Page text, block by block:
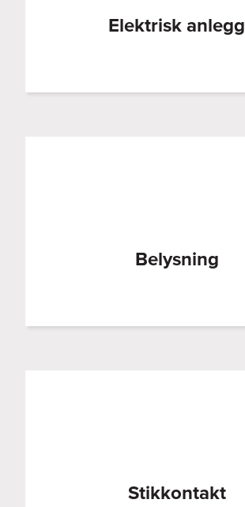
Elektrisk anlegg
Belysning
Stikkontakt